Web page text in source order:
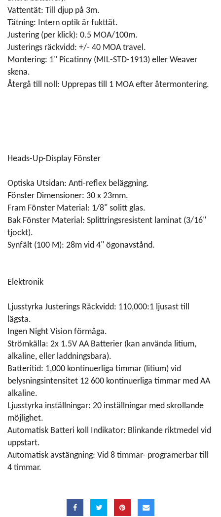
Vattentät: Till djup på 3m.
Tätning: Intern optik är fukttät.
Justering (per klick): 0.5 MOA/100m.
Justerings räckvidd: +/- 40 MOA travel.
Montering: 1" Picatinny (MIL-STD-1913) eller Weaver
skena.
Återgå till noll: Upprepas till 1 MOA efter återmontering.
Heads-Up-Display Fönster
Optiska Utsidan: Anti-reflex beläggning.
Fönster Dimensioner: 30 x 23mm.
Fram Fönster Material: 1/8" solitt glas.
Bak Fönster Material: Splittringsresistent laminat (3/16"
tjockt).
Synfält (100 M): 28m vid 4" ögonavstånd.
Elektronik
Ljusstyrka Justerings Räckvidd: 110,000:1 ljusast till
lägsta.
Ingen Night Vision förmåga.
Strömkälla: 2x 1.5V AA Batterier (kan använda litium,
alkaline, eller laddningsbara).
Batteritid: 1,000 kontinuerliga timmar (litium) vid
belysningsintensitet 12 600 kontinuerliga timmar med AA
alkaline.
Ljusstyrka inställningar: 20 inställningar med skrollande
möjlighet.
Automatisk Batteri koll Indikator: Blinkande riktmedel vid
uppstart.
Automatisk avstängning: Vid 8 timmar- programerbar till
4 timmar.